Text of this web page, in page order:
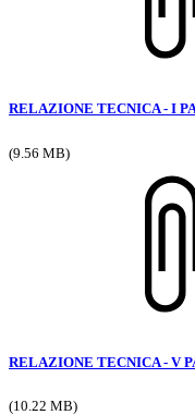
RELAZIONE TECNICA - I
(9.56 MB)
RELAZIONE TECNICA - V
(10.22 MB)